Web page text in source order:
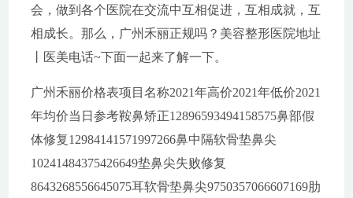
会，做到各个医院在交流中互相促进，互相成就，互
相成长。那么，广州禾丽正规吗？美容整形医院地址
丨医美电话~下面一起来了解一下。
广州禾丽价格表项目名称2021年高价2021年低价2021
年均价当日参考鞍鼻矫正12896593494158575鼻部假
体修复12984141571997266鼻中隔软骨垫鼻尖
10241484375426649垫鼻尖失败修复
8643268556645075耳软骨垫鼻尖9750357066607169肋